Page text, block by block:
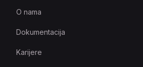
O nama
Dokumentacija
Karijere